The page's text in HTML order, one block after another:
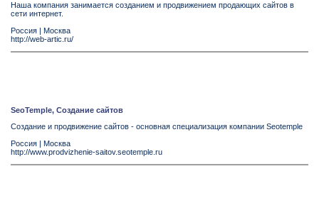
Наша компания занимается созданием и продвижением продающих сайтов в
сети интернет.
Россия | Москва
http://web-artic.ru/
SeoTemple, Создание сайтов
Создание и продвижение сайтов - основная специализация компании Seotemple
Россия | Москва
http://www.prodvizhenie-saitov.seotemple.ru